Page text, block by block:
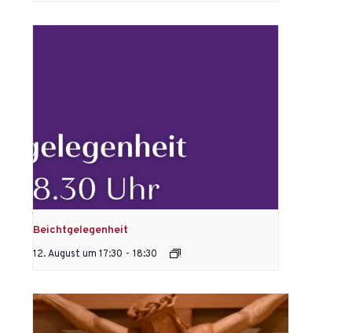
Beichtgelegenheit
12. August um 17:30 - 18:30